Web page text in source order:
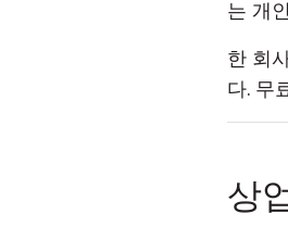
는 개
한 회
다. 무
상